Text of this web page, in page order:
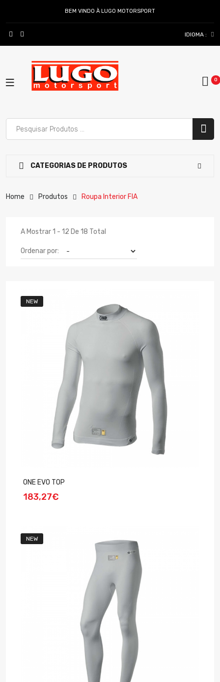
BEM VINDO À LUGO MOTORSPORT
IDIOMA :
CATEGORIAS DE PRODUTOS
Home Produtos Roupa Interior FIA
A Mostrar 1 - 12 De 18 Total
Ordenar por:
NEW
ONE EVO TOP
183,27€
NEW